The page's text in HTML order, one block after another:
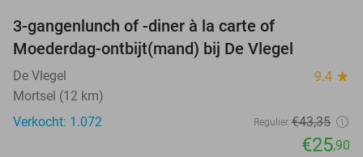
3-gangenlunch of -diner à la carte of
Moederdag-ontbijt(mand) bij De Vlegel
De Vlegel 9.4 star
Mortsel (12 km)
Verkocht: 1.072
Regulier €43,35
€25,90